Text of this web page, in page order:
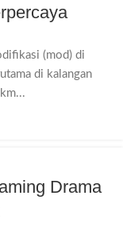
(mod) di
di kalangan
Drama